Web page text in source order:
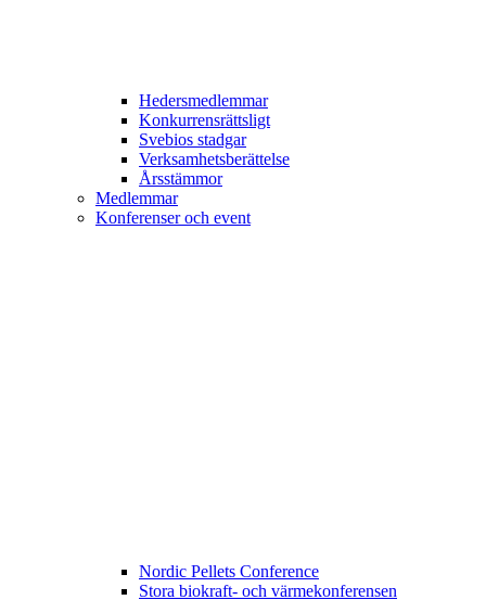
Hedersmedlemmar
Konkurrensrättsligt
Svebios stadgar
Verksamhetsberättelse
Årsstämmor
Medlemmar
Konferenser och event
Nordic Pellets Conference
Stora biokraft- och värmekonferensen